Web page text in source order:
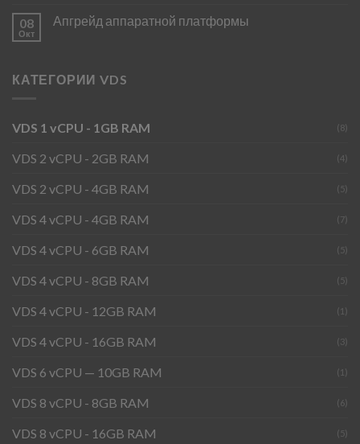
08
Окт
Апгрейд аппаратной платформы
КАТЕГОРИИ VDS
VDS 1 vCPU - 1GB RAM (8)
VDS 2 vCPU - 2GB RAM (4)
VDS 2 vCPU - 4GB RAM (5)
VDS 4 vCPU - 4GB RAM (7)
VDS 4 vCPU - 6GB RAM (5)
VDS 4 vCPU - 8GB RAM (5)
VDS 4 vCPU - 12GB RAM (1)
VDS 4 vCPU - 16GB RAM (3)
VDS 6 vCPU — 10GB RAM (1)
VDS 8 vCPU - 8GB RAM (6)
VDS 8 vCPU - 16GB RAM (5)